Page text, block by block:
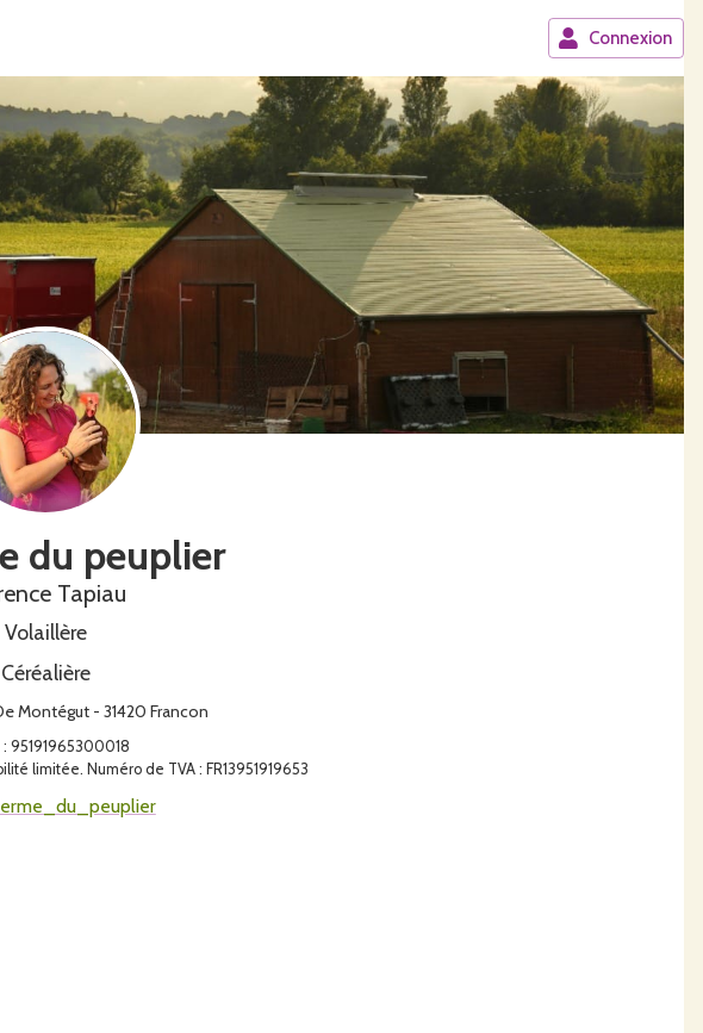
Connexion
du peuplier
Tapiau
Volaillère
Céréalière
Montégut - 31420 Francon
: 95191965300018
limitée. Numéro de TVA : FR13951919653